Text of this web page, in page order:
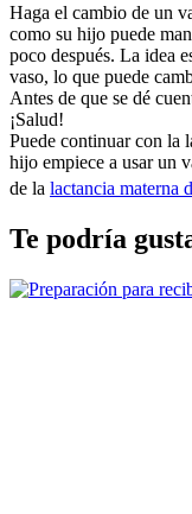
Haga el cambio de un
como su hijo puede
poco después. La idea
vaso, lo que puede
Antes de que se dé
¡Salud!
Puede continuar con la
hijo empiece a usar un
de la lactancia materna
Te podría